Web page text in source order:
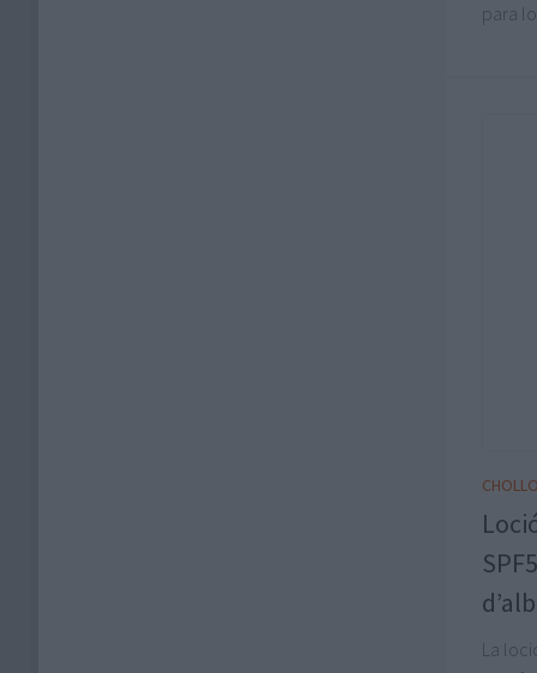
para
La